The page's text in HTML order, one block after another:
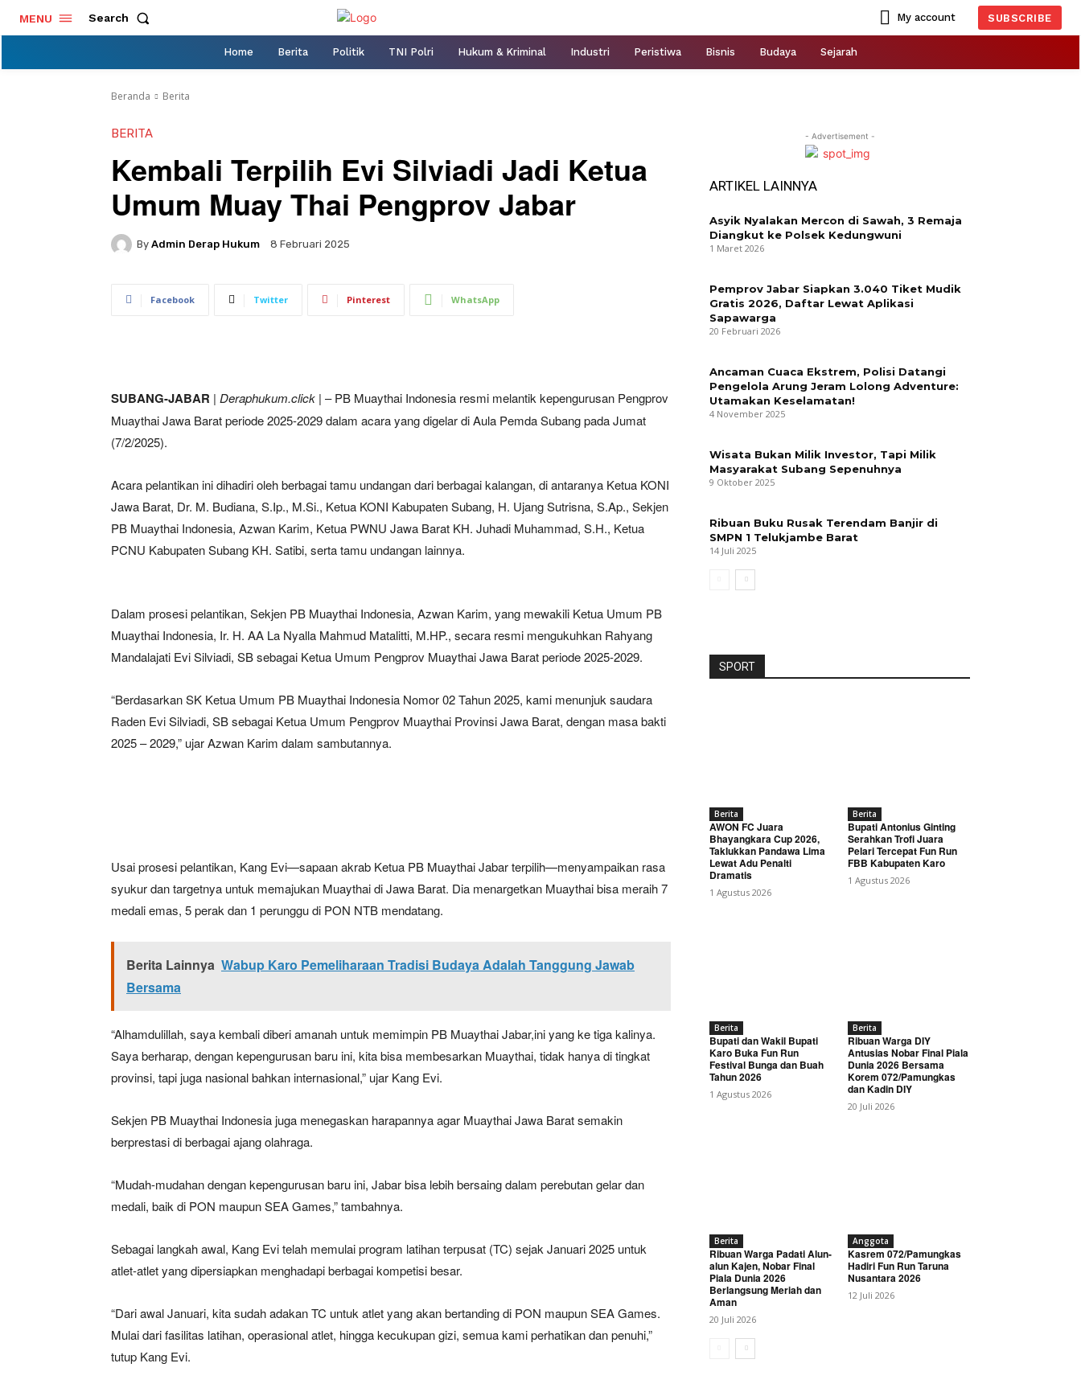
MENU Search My account SUBSCRIBE
Home Berita Politik TNI Polri Hukum & Kriminal Industri Peristiwa Bisnis Budaya Sejarah
Beranda Berita
BERITA
Kembali Terpilih Evi Silviadi Jadi Ketua
Umum Muay Thai Pengprov Jabar
By Admin Derap Hukum 8 Februari 2025
Facebook Twitter Pinterest WhatsApp
SUBANG-JABAR | Deraphukum.click | – PB Muaythai Indonesia resmi melantik kepengurusan Pengprov
Muaythai Jawa Barat periode 2025-2029 dalam acara yang digelar di Aula Pemda Subang pada Jumat
(7/2/2025).
Acara pelantikan ini dihadiri oleh berbagai tamu undangan dari berbagai kalangan, di antaranya Ketua KONI
Jawa Barat, Dr. M. Budiana, S.Ip., M.Si., Ketua KONI Kabupaten Subang, H. Ujang Sutrisna, S.Ap., Sekjen
PB Muaythai Indonesia, Azwan Karim, Ketua PWNU Jawa Barat KH. Juhadi Muhammad, S.H., Ketua
PCNU Kabupaten Subang KH. Satibi, serta tamu undangan lainnya.
Dalam prosesi pelantikan, Sekjen PB Muaythai Indonesia, Azwan Karim, yang mewakili Ketua Umum PB
Muaythai Indonesia, Ir. H. AA La Nyalla Mahmud Matalitti, M.HP., secara resmi mengukuhkan Rahyang
Mandalajati Evi Silviadi, SB sebagai Ketua Umum Pengprov Muaythai Jawa Barat periode 2025-2029.
“Berdasarkan SK Ketua Umum PB Muaythai Indonesia Nomor 02 Tahun 2025, kami menunjuk saudara
Raden Evi Silviadi, SB sebagai Ketua Umum Pengprov Muaythai Provinsi Jawa Barat, dengan masa bakti
2025 – 2029,” ujar Azwan Karim dalam sambutannya.
Usai prosesi pelantikan, Kang Evi—sapaan akrab Ketua PB Muaythai Jabar terpilih—menyampaikan rasa
syukur dan targetnya untuk memajukan Muaythai di Jawa Barat. Dia menargetkan Muaythai bisa meraih 7
medali emas, 5 perak dan 1 perunggu di PON NTB mendatang.
Berita Lainnya Wabup Karo Pemeliharaan Tradisi Budaya Adalah Tanggung Jawab
Bersama
“Alhamdulillah, saya kembali diberi amanah untuk memimpin PB Muaythai Jabar,ini yang ke tiga kalinya.
Saya berharap, dengan kepengurusan baru ini, kita bisa membesarkan Muaythai, tidak hanya di tingkat
provinsi, tapi juga nasional bahkan internasional,” ujar Kang Evi.
Sekjen PB Muaythai Indonesia juga menegaskan harapannya agar Muaythai Jawa Barat semakin
berprestasi di berbagai ajang olahraga.
“Mudah-mudahan dengan kepengurusan baru ini, Jabar bisa lebih bersaing dalam perebutan gelar dan
medali, baik di PON maupun SEA Games,” tambahnya.
Sebagai langkah awal, Kang Evi telah memulai program latihan terpusat (TC) sejak Januari 2025 untuk
atlet-atlet yang dipersiapkan menghadapi berbagai kompetisi besar.
“Dari awal Januari, kita sudah adakan TC untuk atlet yang akan bertanding di PON maupun SEA Games.
Mulai dari fasilitas latihan, operasional atlet, hingga kecukupan gizi, semua kami perhatikan dan penuhi,”
tutup Kang Evi.
- Advertisement -
ARTIKEL LAINNYA
Asyik Nyalakan Mercon di Sawah, 3 Remaja
Diangkut ke Polsek Kedungwuni
1 Maret 2026
Pemprov Jabar Siapkan 3.040 Tiket Mudik
Gratis 2026, Daftar Lewat Aplikasi
Sapawarga
20 Februari 2026
Ancaman Cuaca Ekstrem, Polisi Datangi
Pengelola Arung Jeram Lolong Adventure:
Utamakan Keselamatan!
4 November 2025
Wisata Bukan Milik Investor, Tapi Milik
Masyarakat Subang Sepenuhnya
9 Oktober 2025
Ribuan Buku Rusak Terendam Banjir di
SMPN 1 Telukjambe Barat
14 Juli 2025
SPORT
Berita
AWON FC Juara
Bhayangkara Cup 2026,
Taklukkan Pandawa Lima
Lewat Adu Penalti
Dramatis
1 Agustus 2026
Berita
Bupati Antonius Ginting
Serahkan Trofi Juara
Pelari Tercepat Fun Run
FBB Kabupaten Karo
1 Agustus 2026
Berita
Bupati dan Wakil Bupati
Karo Buka Fun Run
Festival Bunga dan Buah
Tahun 2026
1 Agustus 2026
Berita
Ribuan Warga DIY
Antusias Nobar Final Piala
Dunia 2026 Bersama
Korem 072/Pamungkas
dan Kadin DIY
20 Juli 2026
Berita
Ribuan Warga Padati Alun-
alun Kajen, Nobar Final
Piala Dunia 2026
Berlangsung Meriah dan
Aman
20 Juli 2026
Anggota
Kasrem 072/Pamungkas
Hadiri Fun Run Taruna
Nusantara 2026
12 Juli 2026